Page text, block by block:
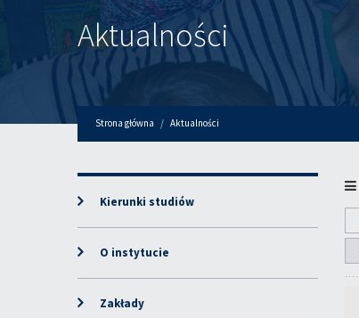
Aktualności
Strona główna Aktualności
Kierunki studiów
O instytucie
Zakłady